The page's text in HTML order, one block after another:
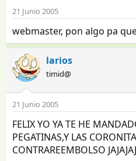
21 Junio 2005
webmaster, pon algo pa
larios
timid@
21 Junio 2005
FELIX YO YA TE HE
PEGATINAS,Y LAS
CONTRAREEMBOLSO